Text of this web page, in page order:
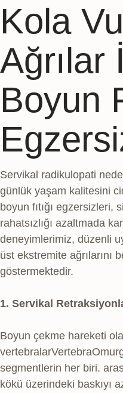
Kola
Ağrılar
Boyun
Servikal radikulopati
günlük yaşam kalitesini
boyun fıtığı egzersizleri,
rahatsızlığı azaltmada
deneyimlerimiz, düzenli
üst ekstremite ağrılarını
göstermektedir.
1. Servikal
Boyun çekme hareketi
vertebralarVertebra
segmentlerin her biri.
kökü üzerindeki baskıyı